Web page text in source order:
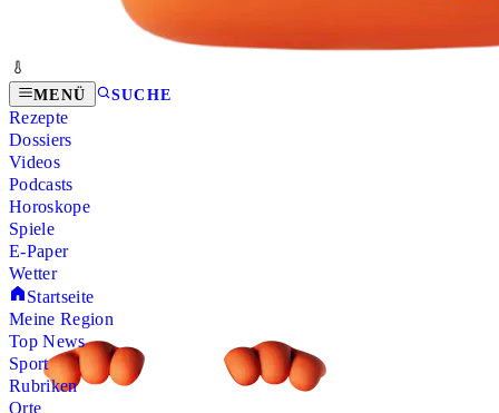
MENÜ SUCHE
Rezepte
Dossiers
Videos
Podcasts
Horoskope
Spiele
E-Paper
Wetter
Startseite
Meine Region
Top News
Sport
Rubriken
Orte